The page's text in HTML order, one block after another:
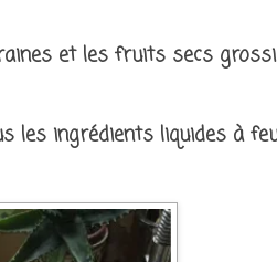
et les fruits secs
les ingrédients liquides à